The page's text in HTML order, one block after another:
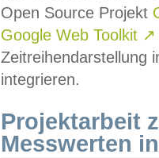
Open Source Projekt
Google Web Toolkit ↗
Zeitreihendarstellung
integrieren.
Projektarbeit
Messwerten